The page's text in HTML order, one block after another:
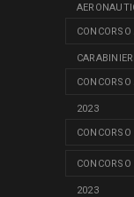
2023
2023